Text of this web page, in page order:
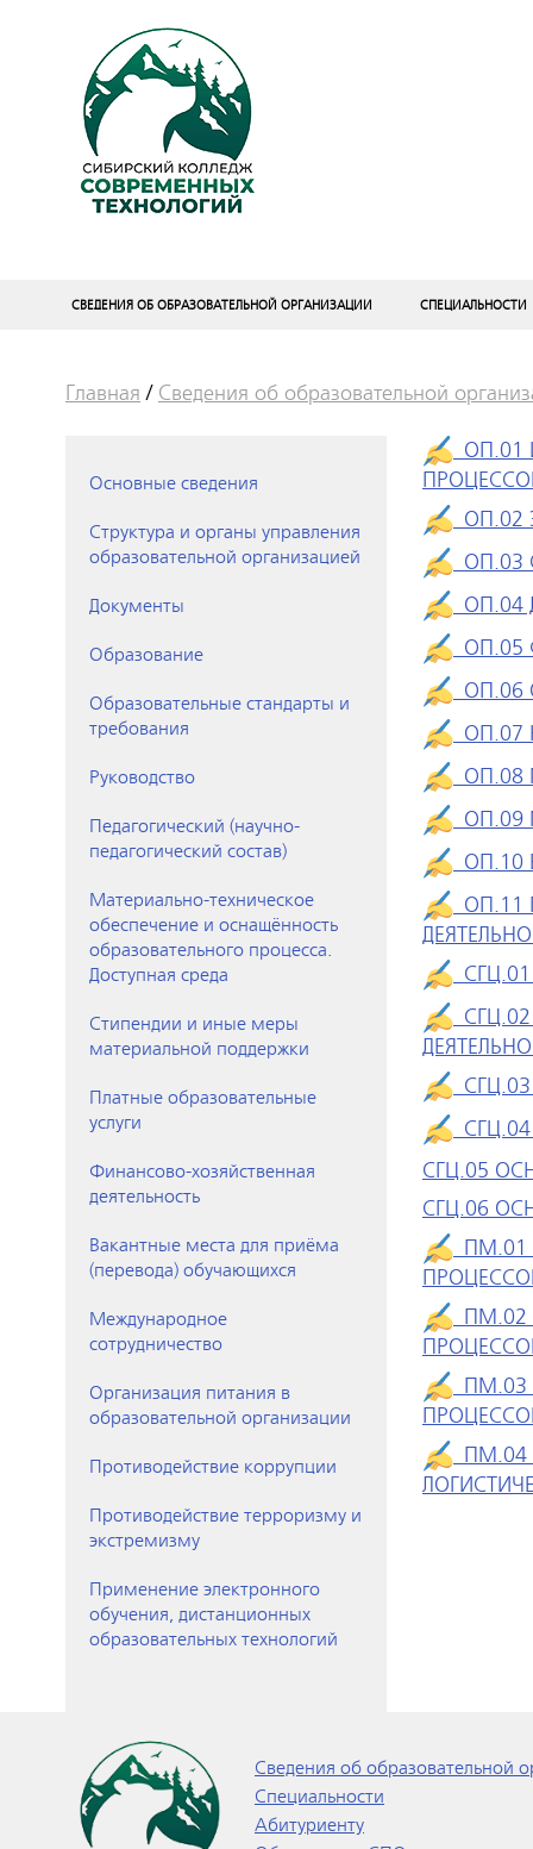
СВЕДЕНИЯ ОБ ОБРАЗОВАТЕЛЬНОЙ ОРГАНИЗАЦИИ СПЕЦИАЛЬНОСТИ
Главная / Сведения об образовательной
Основные сведения
Структура и органы управления
образовательной организацией
Документы
Образование
Образовательные стандарты и
требования
Руководство
Педагогический (научно-
педагогический состав)
Материально-техническое
обеспечение и оснащённость
образовательного процесса.
Доступная среда
Стипендии и иные меры
материальной поддержки
Платные образовательные
услуги
Финансово-хозяйственная
деятельность
Вакантные места для приёма
(перевода) обучающихся
Международное
сотрудничество
Организация питания в
образовательной организации
Противодействие коррупции
Противодействие терроризму и
экстремизму
Применение электронного
обучения, дистанционных
образовательных технологий
ОП.01
ОП.02
ОП.03
ОП.04
ОП.05
ОП.06
ОП.07
ОП.08
ОП.09
ОП.10
ОП.11
СГЦ.01
СГЦ.03
СГЦ.04
СГЦ.05
СГЦ.06
ПМ.01
ПМ.02
ПМ.03
ПМ.04
Сведения об образовательной
Специальности
Абитуриенту